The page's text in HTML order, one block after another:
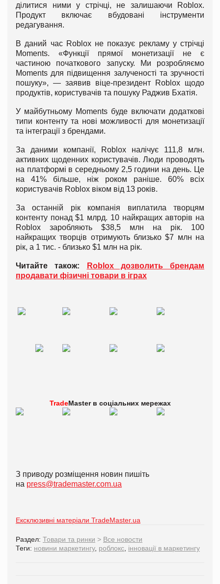
ділитися ними у стрічці, не залишаючи Roblox.
Продукт включає вбудовані інструменти
редагування.
В даний час Roblox не показує рекламу у стрічці
Moments. «Функції прямої монетизації не є
частиною початкового запуску. Ми розробляємо
Moments для підвищення залученості та зручності
пошуку», — заявив віце-президент Roblox щодо
продуктів, користувачів та пошуку Раджив Бхатія.
У майбутньому Moments буде включати додаткові
типи контенту та нові можливості для монетизації
та інтеграції з брендами.
За даними компанії, Roblox налічує 111,8 млн.
активних щоденних користувачів. Люди проводять
на платформі в середньому 2,5 години на день. Це
на 41% більше, ніж роком раніше. 60% всіх
користувачів Roblox віком від 13 років.
За останній рік компанія виплатила творцям
контенту понад $1 млрд. 10 найкращих авторів на
Roblox заробляють $38,5 млн на рік. 100
найкращих творців отримують близько $7 млн на
рік, а 1 тис. - близько $1 млн на рік.
Читайте також:
Roblox дозволить брендам
продавати фізичні товари в іграх
TradeMaster в соціальних мережах
З приводу розміщення новин пишіть
на press@trademaster.com.ua
Ексклюзивні матеріали TradeMaster.ua
Раздел: Товари та ринки > Все новости
Теги: новини маркетингу, роблокс інновації в маркетингу